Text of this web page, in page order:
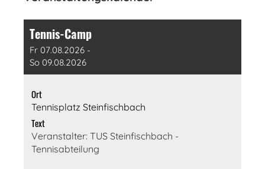
Tennis-Camp
Fr 07.08.2026 -
So 09.08.2026
Ort
Tennisplatz Steinfischbach
Text
Veranstalter: TUS Steinfischbach -
Tennisabteilung